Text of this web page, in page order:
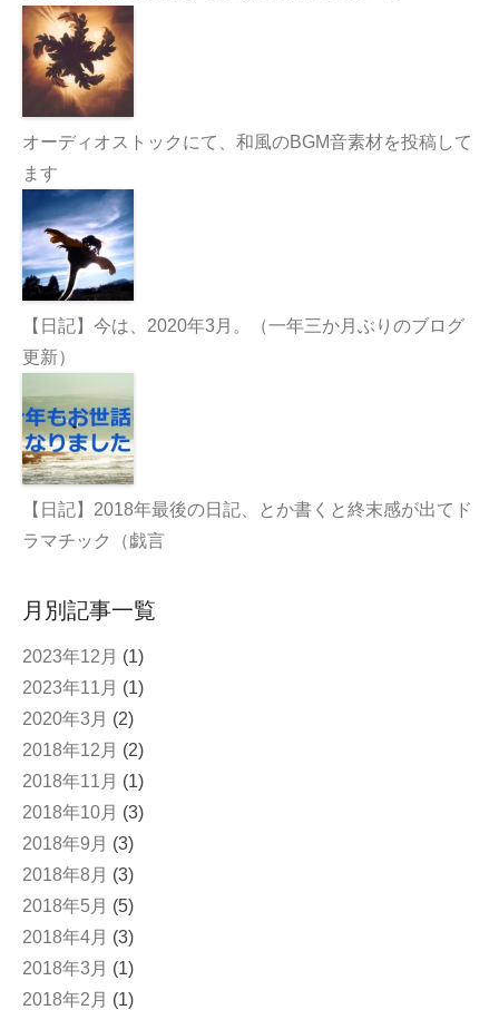
オーディオストックにて、和風のBGM音素材を投稿して
ます
【日記】今は、2020年3月。（一年三か月ぶりのブログ
更新）
【日記】2018年最後の日記、とか書くと終末感が出てド
ラマチック（戯言
月別記事一覧
2023年12月 (1)
2023年11月 (1)
2020年3月 (2)
2018年12月 (2)
2018年11月 (1)
2018年10月 (3)
2018年9月 (3)
2018年8月 (3)
2018年5月 (5)
2018年4月 (3)
2018年3月 (1)
2018年2月 (1)